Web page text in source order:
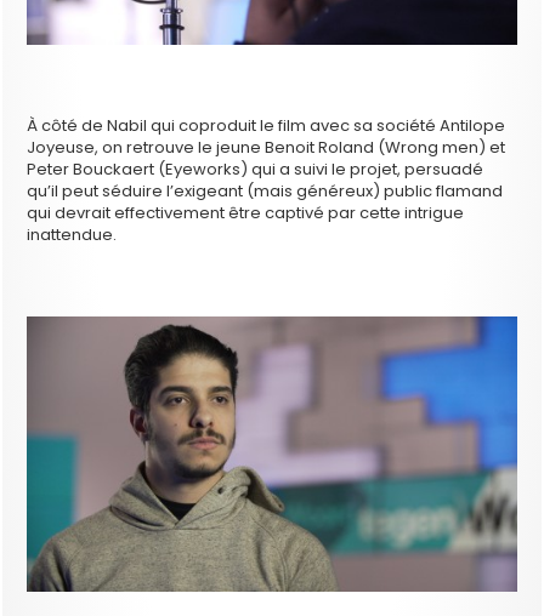
À côté de Nabil qui coproduit le film avec sa société Antilope
Joyeuse, on retrouve le jeune Benoit Roland (Wrong men) et
Peter Bouckaert (Eyeworks) qui a suivi le projet, persuadé
qu’il peut séduire l’exigeant (mais généreux) public flamand
qui devrait effectivement être captivé par cette intrigue
inattendue.